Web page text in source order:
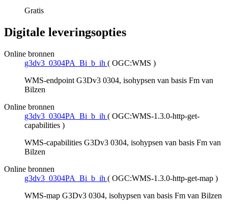
Gratis
Digitale leveringsopties
Online bronnen
g3dv3_0304PA_Bi_b_ih ( OGC:WMS )
WMS-endpoint G3Dv3 0304, isohypsen van basis Fm van
Bilzen
Online bronnen
g3dv3_0304PA_Bi_b_ih ( OGC:WMS-1.3.0-http-get-
capabilities )
WMS-capabilities G3Dv3 0304, isohypsen van basis Fm van
Bilzen
Online bronnen
g3dv3_0304PA_Bi_b_ih ( OGC:WMS-1.3.0-http-get-map )
WMS-map G3Dv3 0304, isohypsen van basis Fm van Bilzen